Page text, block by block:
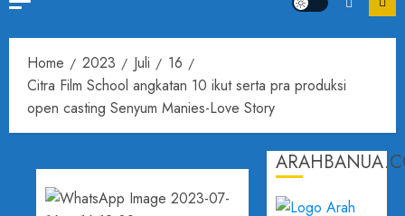
Home 2023 Juli
16
Citra Film School angkatan 10 ikut serta pra produksi
open casting Senyum Manies-Love Story